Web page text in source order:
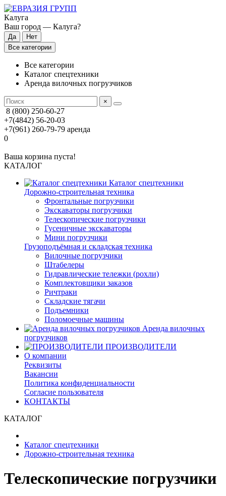
Калуга
Ваш город — Калуга?
Все категории
Все категории
Каталог спецтехники
Аренда вилочных погрузчиков
×
8 (800) 250-60-27
+7(4842) 56-20-03
+7(961) 260-79-79 аренда
0
Ваша корзина пуста!
КАТАЛОГ
Каталог спецтехники
Дорожно-строительная техника
Фронтальные погрузчики
Экскаваторы погрузчики
Телескопические погрузчики
Гусеничные экскаваторы
Мини погрузчики
Грузоподъёмная и складская техника
Вилочные погрузчики
Штабелеры
Гидравлические тележки (рохли)
Комплектовщики заказов
Ричтраки
Складские тягачи
Подъемники
Поломоечные машины
Аренда вилочных
погрузчиков
ПРОИЗВОДИТЕЛИ
О компании
Реквизиты
Вакансии
Политика конфиденциальности
Согласие пользователя
КОНТАКТЫ
КАТАЛОГ
Каталог спецтехники
Дорожно-строительная техника
Телескопические погрузчики